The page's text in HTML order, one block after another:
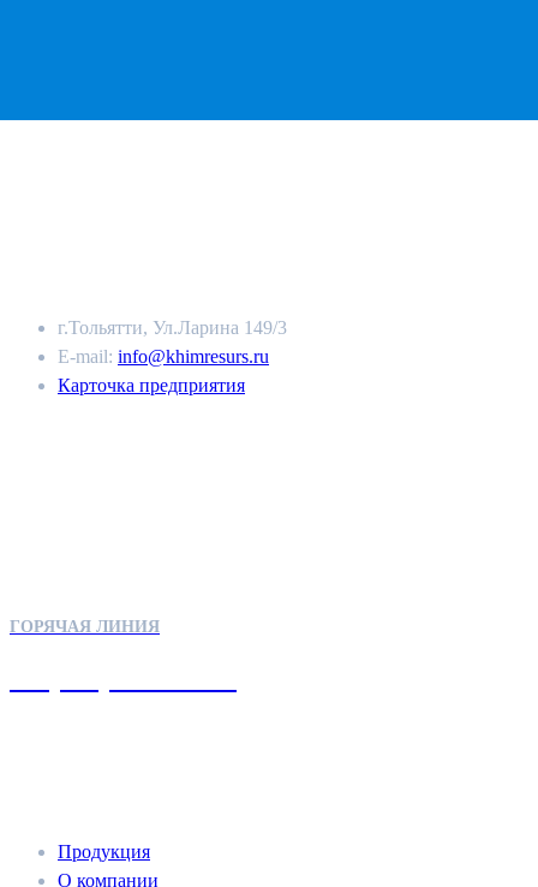
г.Тольятти, Ул.Ларина 149/3
E-mail: info@khimresurs.ru
Карточка предприятия
ГОРЯЧАЯ ЛИНИЯ
Продукция
О компании